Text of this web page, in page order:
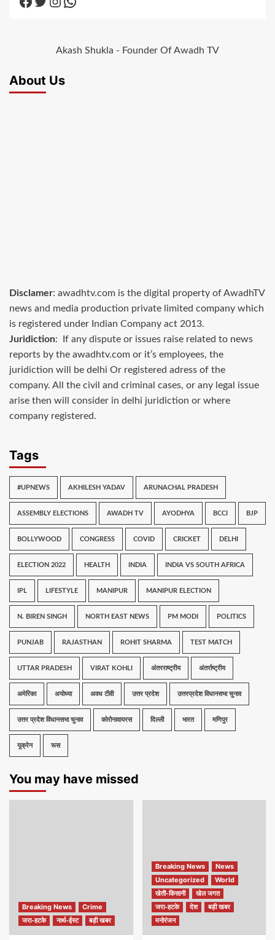
Akash Shukla - Founder Of Awadh TV
About Us
Disclamer: awadhtv.com is the digital property of AwadhTV
news and media production private limited company which
is registered under Indian Company act 2013.
Juridiction: If any dispute or issues raise related to news
reports by the awadhtv.com or it’s employees, the
juridiction will be delhi Or registered adress of the
company. All the civil and criminal cases, or any legal issue
arise then will consider in delhi juridiction or where
company registered.
Tags
#UPNEWS AKHILESH YADAV ARUNACHAL PRADESH
ASSEMBLY ELECTIONS AWADH TV AYODHYA BCCI BJP
BOLLYWOOD CONGRESS COVID CRICKET DELHI
ELECTION 2022 HEALTH INDIA INDIA VS SOUTH AFRICA
IPL LIFESTYLE MANIPUR MANIPUR ELECTION
N. BIREN SINGH NORTH EAST NEWS PM MODI POLITICS
PUNJAB RAJASTHAN ROHIT SHARMA TEST MATCH
UTTAR PRADESH VIRAT KOHLI अंतरराष्ट्रीय अंतर्राष्ट्रीय
अमेरिका अयोध्या अवध टीवी उत्तर प्रदेश उत्तरप्रदेश विधानसभा चुनाव
उत्तर प्रदेश विधानसभा चुनाव कोरोनावायरस दिल्ली भारत मणिपुर
यूक्रेन रूस
You may have missed
Breaking News
Crime
जरा-हटके
नार्थ-ईस्ट बड़ी खबर
Breaking News
News
Uncategorized
World
खेती-किसानी
खेल जगत
जरा-हटके
देश
बड़ी खबर
मनोरंजन